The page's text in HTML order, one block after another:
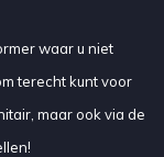
waar u niet
terecht kunt voor
maar ook via de